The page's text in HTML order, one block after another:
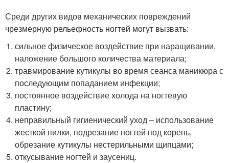
Среди других видов механических повреждений
чрезмерную рельефность ногтей могут вызвать:
сильное физическое воздействие при наращивании,
наложение большого количества материала;
травмирование кутикулы во время сеанса маникюра с
последующим попаданием инфекции;
постоянное воздействие холода на ногтевую
пластину;
неправильный гигиенический уход – использование
жесткой пилки, подрезание ногтей под корень,
обрезание кутикулы нестерильными щипцами;
откусывание ногтей и заусениц.